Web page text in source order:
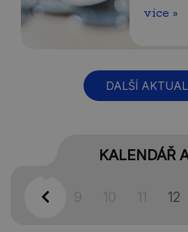
více »
DALŠÍ
KALENDÁŘ
8 12